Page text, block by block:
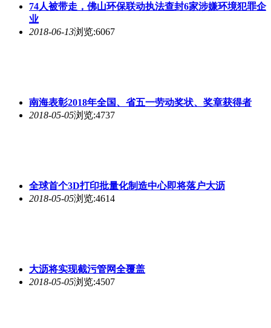
74人被带走，佛山环保联动执法查封6家涉嫌环境犯罪企
业
2018-06-13浏览:6067
南海表彰2018年全国、省五一劳动奖状、奖章获得者
2018-05-05浏览:4737
全球首个3D打印批量化制造中心即将落户大沥
2018-05-05浏览:4614
大沥将实现截污管网全覆盖
2018-05-05浏览:4507